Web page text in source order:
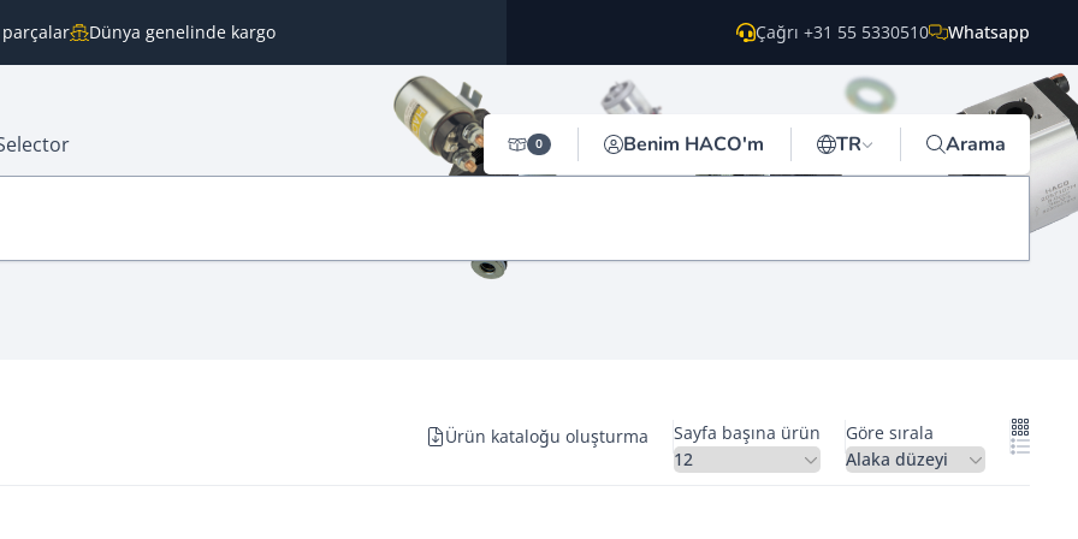
Dünya genelinde kargo Çağrı +31 55 5330510 Whatsapp
0 Benim HACO'm TR Arama
Ürün kataloğu oluşturma Sayfa başına ürün Göre sırala